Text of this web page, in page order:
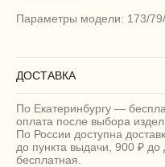
Параметры модели: 173/
ДОСТАВКА
По Екатеринбургу —
оплата после выбора
По России доступна
до пункта выдачи, 900 ₽
бесплатная.